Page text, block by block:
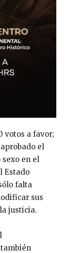
votos a favor;
el
en el
Estado
falta
sus
justicia.